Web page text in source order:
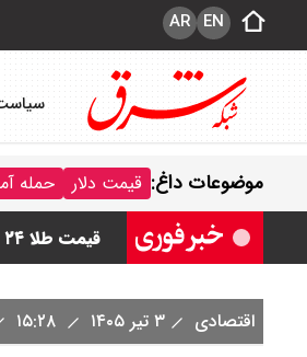
EN
AR
موضوعات داغ: قیمت دلار حمله
قیمت دینار عراق امروز جمعه
قیمت سکه امامی امروز جمعه
قیمت طلا ۲۴ عیار امروز جمعه ۱۶ مرداد ۱۴۰۵/ صعود طلا ادامه‌دار شد
قیمت نفت امروز جمعه ۱۶ مرداد
اقتصادی ۳ تیر ۱۴۰۵